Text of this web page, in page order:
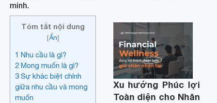
minh.
Tóm tắt nội dung
[Ẩn]
1 Nhu cầu là gì?
2 Mong muốn là gì?
3 Sự khác biệt chính
giữa nhu cầu và mong
muốn
Xu hướng Phúc lợi
Toàn diện cho Nhân